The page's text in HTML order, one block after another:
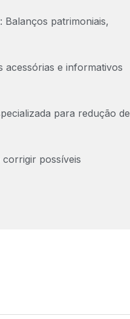
Balanços patrimoniais,
acessórias e informativos
para redução de
corrigir possíveis